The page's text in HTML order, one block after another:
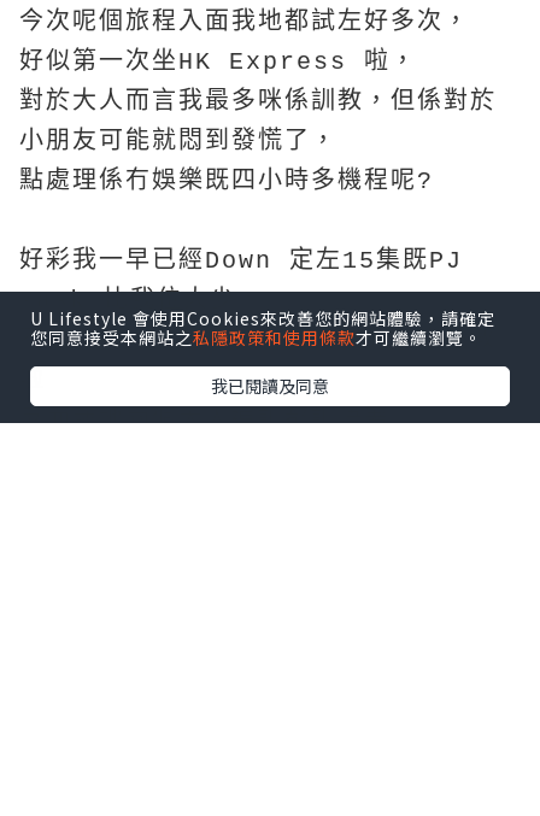
今次呢個旅程入面我地都試左好多次，
好似第一次坐HK Express 啦，
對於大人而言我最多咪係訓教，但係對於
小朋友可能就悶到發慌了，
點處理係冇娛樂既四小時多機程呢?
好彩我一早已經Down 定左15集既PJ
Mask 比我位大少，
不過今次大少好好係一上機無耐就訓左教
啦
反而我地兩個大人連訓都訓唔著
U Lifestyle 會使用Cookies來改善您的網站體驗，請確定
您同意接受本網站之私隱政策和使用條款才可繼續瀏覽。
我已閱讀及同意